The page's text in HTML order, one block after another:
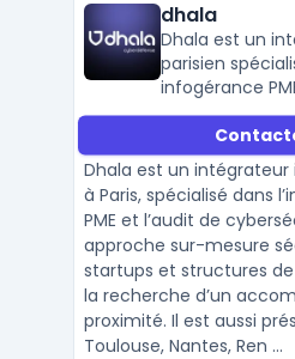
dhala
Dhala est un
parisien
infogérance
et solutions IA
Entreprise. Il
entreprises
de leurs
Dhala est un
à Paris, spécialisé dans
PME et l’audit de
approche sur-mesure
startups et structures
la recherche d’un
proximité. Il est aussi
Toulouse, Nantes, Ren ...